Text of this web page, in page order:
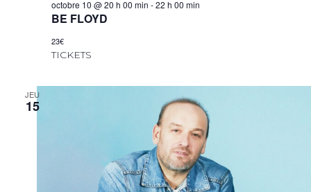
octobre 10 @ 20 h 00 min -22 h 00 min
BE FLOYD
23€
TICKETS
JEU
15